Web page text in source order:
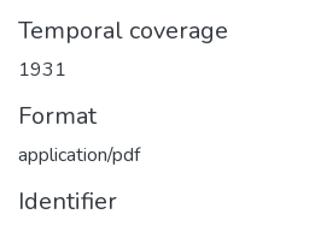
Temporal coverage
1931
Format
application/pdf
Identifier